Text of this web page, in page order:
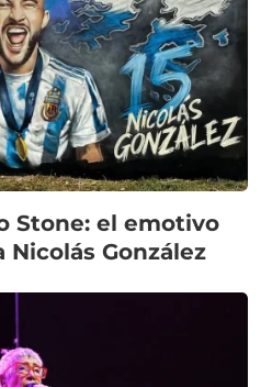
Stone: el emotivo
González